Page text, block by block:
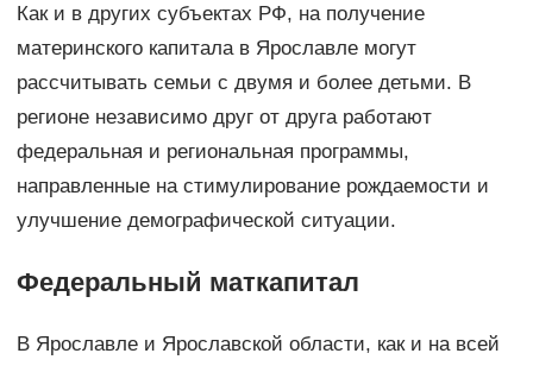
Как и в других субъектах РФ, на получение
материнского капитала в Ярославле могут
рассчитывать семьи с двумя и более детьми. В
регионе независимо друг от друга работают
федеральная и региональная программы,
направленные на стимулирование рождаемости и
улучшение демографической ситуации.
Федеральный маткапитал
В Ярославле и Ярославской области, как и на всей